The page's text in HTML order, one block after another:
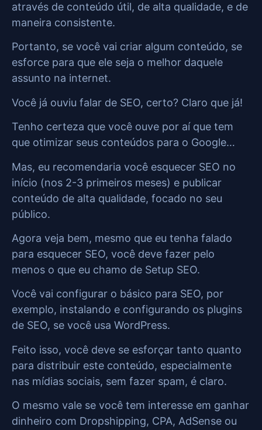
através de conteúdo útil, de alta qualidade, e de
maneira consistente.
Portanto, se você vai criar algum conteúdo, se
esforce para que ele seja o melhor daquele
assunto na internet.
Você já ouviu falar de SEO, certo? Claro que já!
Tenho certeza que você ouve por aí que tem
que otimizar seus conteúdos para o Google…
Mas, eu recomendaria você esquecer SEO no
início (nos 2-3 primeiros meses) e publicar
conteúdo de alta qualidade, focado no seu
público.
Agora veja bem, mesmo que eu tenha falado
para esquecer SEO, você deve fazer pelo
menos o que eu chamo de Setup SEO.
Você vai configurar o básico para SEO, por
exemplo, instalando e configurando os plugins
de SEO, se você usa WordPress.
Feito isso, você deve se esforçar tanto quanto
para distribuir este conteúdo, especialmente
nas mídias sociais, sem fazer spam, é claro.
O mesmo vale se você tem interesse em ganhar
dinheiro com Dropshipping, CPA, AdSense ou